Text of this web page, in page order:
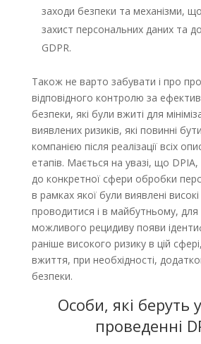
заходи безпеки та механізми,
захист персональних даних та
GDPR.
Також не варто забувати і про
відповідного контролю за
безпеки, які були вжиті для
виявлених ризиків, які повинні
компанією після реалізації всіх
етапів. Мається на увазі, що
до конкретної сфери обробки
в рамках якої були виявлені
проводитися і в майбутньому, для
можливого рецидиву появи
раніше високого ризику в цій
вжиття, при необхідності,
безпеки.
Особи, які беруть
проведенні